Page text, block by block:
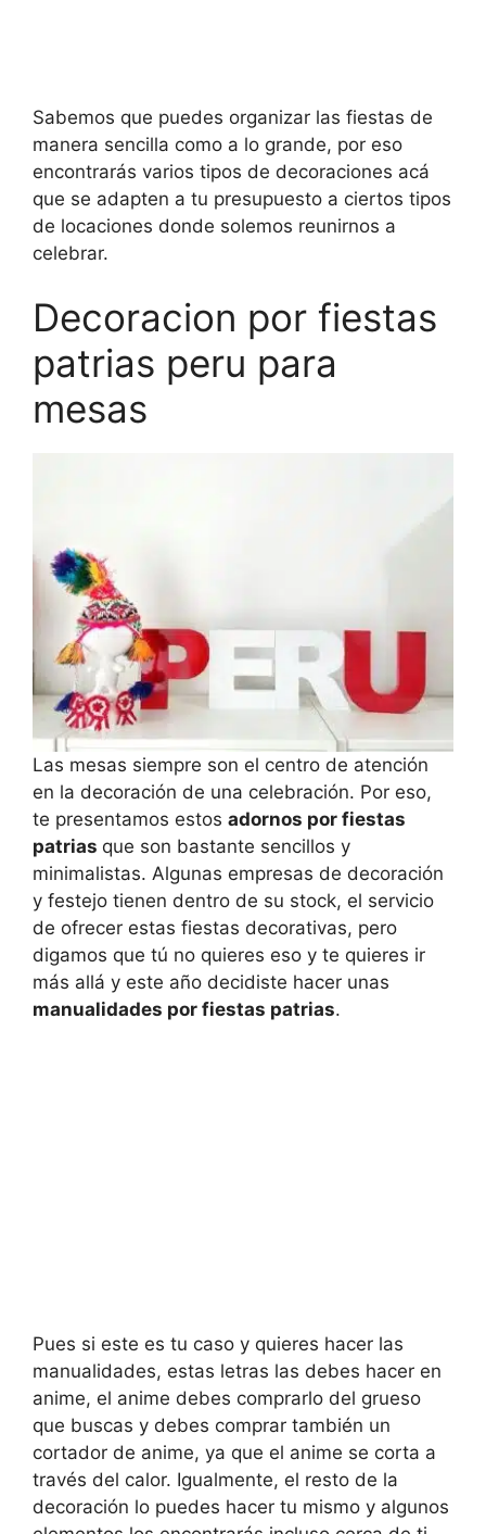
Sabemos que puedes organizar las fiestas de
manera sencilla como a lo grande, por eso
encontrarás varios tipos de decoraciones acá
que se adapten a tu presupuesto a ciertos tipos
de locaciones donde solemos reunirnos a
celebrar.
Decoracion por fiestas
patrias peru para
mesas
Las mesas siempre son el centro de atención
en la decoración de una celebración. Por eso,
te presentamos estos adornos por fiestas
patrias que son bastante sencillos y
minimalistas. Algunas empresas de decoración
y festejo tienen dentro de su stock, el servicio
de ofrecer estas fiestas decorativas, pero
digamos que tú no quieres eso y te quieres ir
más allá y este año decidiste hacer unas
manualidades por fiestas patrias.
Pues si este es tu caso y quieres hacer las
manualidades, estas letras las debes hacer en
anime, el anime debes comprarlo del grueso
que buscas y debes comprar también un
cortador de anime, ya que el anime se corta a
través del calor. Igualmente, el resto de la
decoración lo puedes hacer tu mismo y algunos